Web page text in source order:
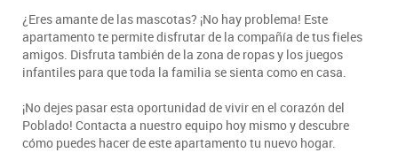
¿Eres amante de las mascotas? ¡No hay problema! Este
apartamento te permite disfrutar de la compañía de tus fieles
amigos. Disfruta también de la zona de ropas y los juegos
infantiles para que toda la familia se sienta como en casa.
¡No dejes pasar esta oportunidad de vivir en el corazón del
Poblado! Contacta a nuestro equipo hoy mismo y descubre
cómo puedes hacer de este apartamento tu nuevo hogar.